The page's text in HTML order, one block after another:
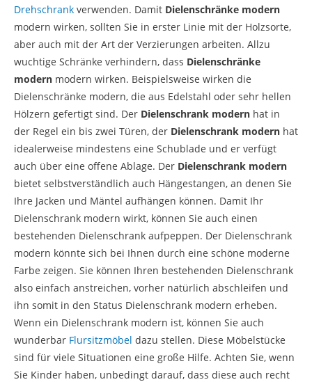
Drehschrank verwenden. Damit Dielenschränke modern
modern wirken, sollten Sie in erster Linie mit der Holzsorte,
aber auch mit der Art der Verzierungen arbeiten. Allzu
wuchtige Schränke verhindern, dass Dielenschränke
modern modern wirken. Beispielsweise wirken die
Dielenschränke modern, die aus Edelstahl oder sehr hellen
Hölzern gefertigt sind. Der Dielenschrank modern hat in
der Regel ein bis zwei Türen, der Dielenschrank modern hat
idealerweise mindestens eine Schublade und er verfügt
auch über eine offene Ablage. Der Dielenschrank modern
bietet selbstverständlich auch Hängestangen, an denen Sie
Ihre Jacken und Mäntel aufhängen können. Damit Ihr
Dielenschrank modern wirkt, können Sie auch einen
bestehenden Dielenschrank aufpeppen. Der Dielenschrank
modern könnte sich bei Ihnen durch eine schöne moderne
Farbe zeigen. Sie können Ihren bestehenden Dielenschrank
also einfach anstreichen, vorher natürlich abschleifen und
ihn somit in den Status Dielenschrank modern erheben.
Wenn ein Dielenschrank modern ist, können Sie auch
wunderbar Flursitzmöbel dazu stellen. Diese Möbelstücke
sind für viele Situationen eine große Hilfe. Achten Sie, wenn
Sie Kinder haben, unbedingt darauf, dass diese auch recht